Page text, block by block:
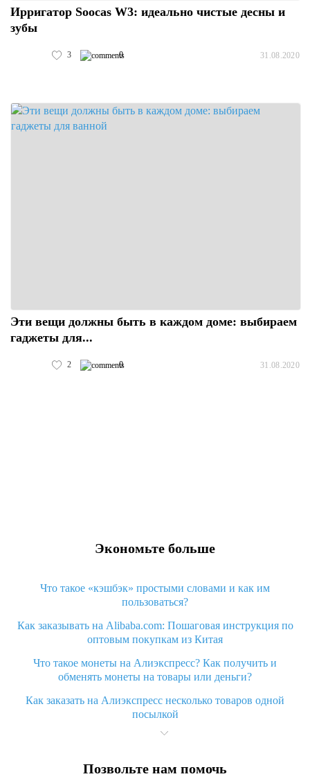
Ирригатор Soocas W3: идеально чистые десны и
зубы
3 0 31.08.2020
Эти вещи должны быть в каждом доме: выбираем
гаджеты для...
2 0 31.08.2020
Экономьте больше
Что такое «кэшбэк» простыми словами и как им
пользоваться?
Как заказывать на Alibaba.com: Пошаговая инструкция по
оптовым покупкам из Китая
Что такое монеты на Алиэкспресс? Как получить и
обменять монеты на товары или деньги?
Как заказать на Алиэкспресс несколько товаров одной
посылкой
Что значит статус «Заказ закрыт» на Алиэкспресс и что
Что делать, если Алиэкспресс просит ввести паспортные
Позвольте нам помочь